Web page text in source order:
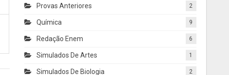
Provas Anteriores 2
Química 9
Redação Enem 6
Simulados De Artes 1
Simulados De Biologia 2